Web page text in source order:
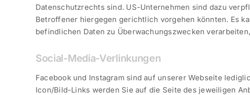
Datenschutzrechts sind. US-Unternehmen sind dazu
Betroffener hiergegen gerichtlich vorgehen könnten. Es
befindlichen Daten zu Überwachungszwecken
Social-Media-Verlinkungen
Facebook und Instagram sind auf unserer Webseite
Icon/Bild-Links werden Sie auf die Seite des jeweiligen